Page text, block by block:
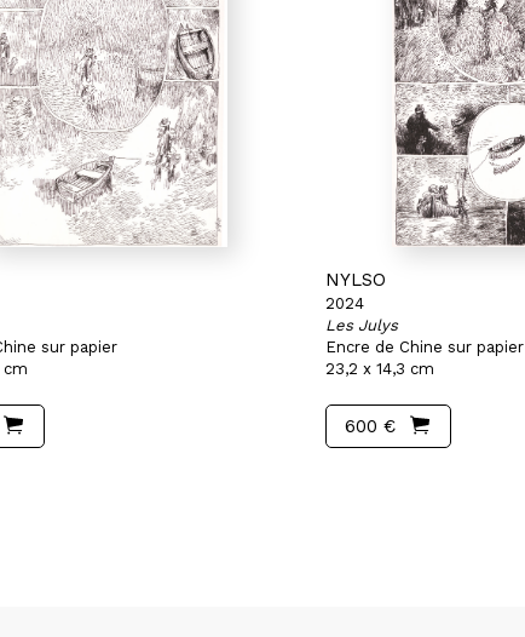
sur papier
cm
NYLSO
2024
Les Julys
Encre de Chine sur papier
23,2 x 14,3 cm
600 €